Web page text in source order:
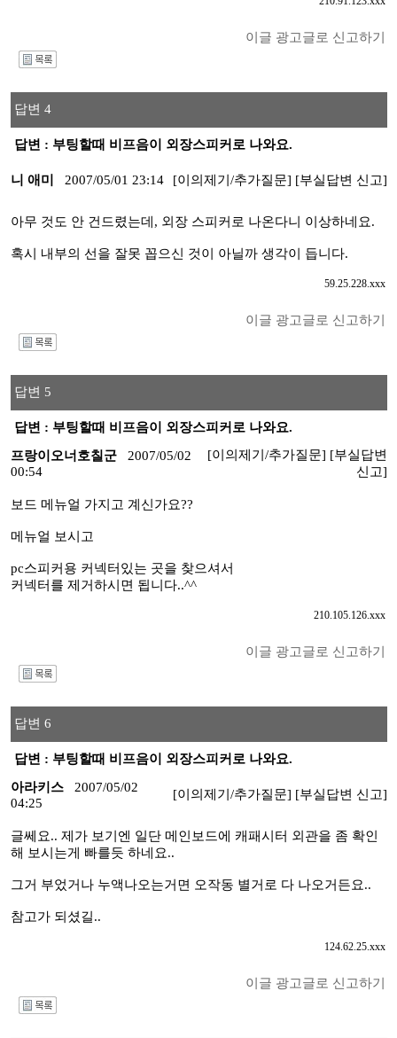
이글 광고글로 신고하기
답변 4
답변 : 부팅할때 비프음이 외장스피커로 나와요.
니 애미 2007/05/01 23:14 [이의제기/추가질문] [부실답변 신고]
아무 것도 안 건드렸는데, 외장 스피커로 나온다니 이상하네요.
혹시 내부의 선을 잘못 꼽으신 것이 아닐까 생각이 듭니다.
59.25.228.xxx
이글 광고글로 신고하기
답변 5
답변 : 부팅할때 비프음이 외장스피커로 나와요.
프랑이오너호칠군
2007/05/02
00:54
[이의제기/추가질문] [부실답변
신고]
보드 메뉴얼 가지고 계신가요??
메뉴얼 보시고
pc스피커용 커넥터있는 곳을 찾으셔서
커넥터를 제거하시면 됩니다..^^
210.105.126.xxx
이글 광고글로 신고하기
답변 6
답변 : 부팅할때 비프음이 외장스피커로 나와요.
아라키스
2007/05/02
04:25
[이의제기/추가질문] [부실답변 신고]
글쎄요.. 제가 보기엔 일단 메인보드에 캐패시터 외관을 좀 확인
해 보시는게 빠를듯 하네요..
그거 부었거나 누액나오는거면 오작동 별거로 다 나오거든요..
참고가 되셨길..
124.62.25.xxx
이글 광고글로 신고하기